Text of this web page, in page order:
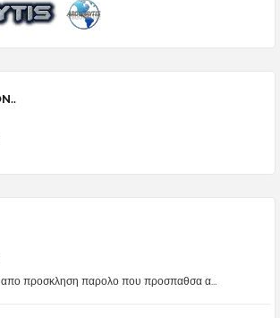
απο προσκληση παρολο που προσπαθσα α...